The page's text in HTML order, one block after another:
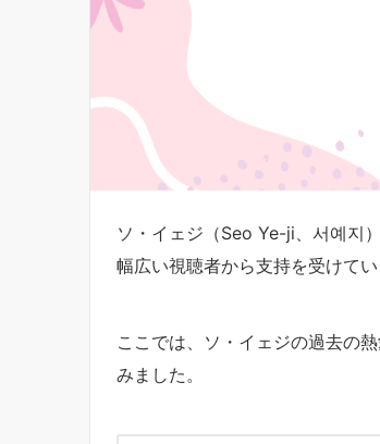
ソ・イェジ（Seo Ye-ji、서예지
幅広い視聴者から支持を受けてい
ここでは、ソ・イェジの過去の
みました。